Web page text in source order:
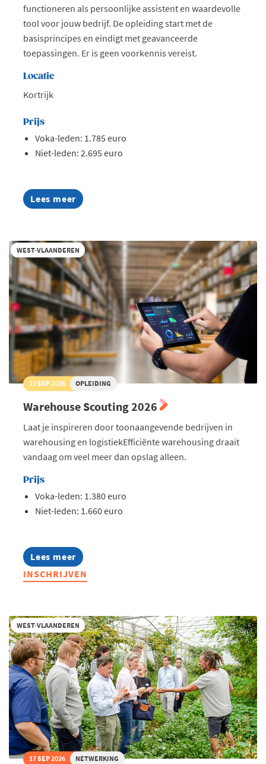
functioneren als persoonlijke assistent en waardevolle
tool voor jouw bedrijf. De opleiding start met de
basisprincipes en eindigt met geavanceerde
toepassingen. Er is geen voorkennis vereist.
Locatie
Kortrijk
Prijs
Voka-leden: 1.785 euro
Niet-leden: 2.695 euro
Lees meer
about
AI
2026
WEST-VLAANDEREN
17 SEP 2026 OPLEIDING
Warehouse Scouting 2026
Laat je inspireren door toonaangevende bedrijven in
warehousing en logistiekEfficiënte warehousing draait
vandaag om veel meer dan opslag alleen.
Prijs
Voka-leden: 1.380 euro
Niet-leden: 1.660 euro
Lees meer
about
Warehouse
Scouting
INSCHRIJVEN
WEST-VLAANDEREN
17 SEP 2026 NETWERKING